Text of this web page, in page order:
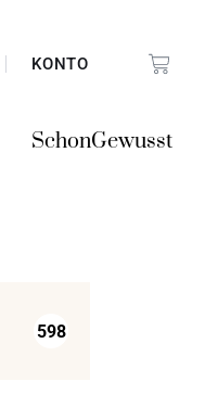
KONTO
SchonGewusst
598